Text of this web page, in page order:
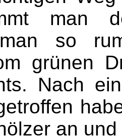
man
so
grünen
Nach
an und